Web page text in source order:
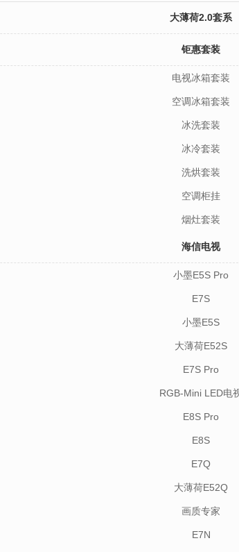
大薄荷2.0套系
钜惠套装
电视冰箱套装
空调冰箱套装
冰洗套装
冰冷套装
洗烘套装
空调柜挂
烟灶套装
海信电视
小墨E5S Pro
E7S
小墨E5S
大薄荷E52S
E7S Pro
RGB-Mini LED电
E8S Pro
E8S
E7Q
大薄荷E52Q
画质专家
E7N